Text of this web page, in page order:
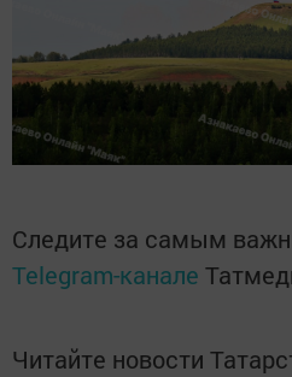
Следите за самым
Telegram-канале
Читайте новости